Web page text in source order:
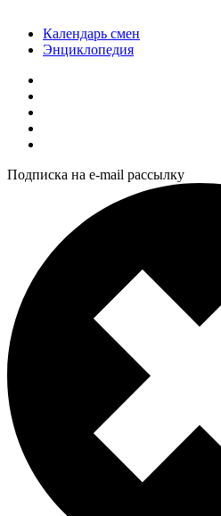
Календарь смен
Энциклопедия
Подписка на e-mail рассылку